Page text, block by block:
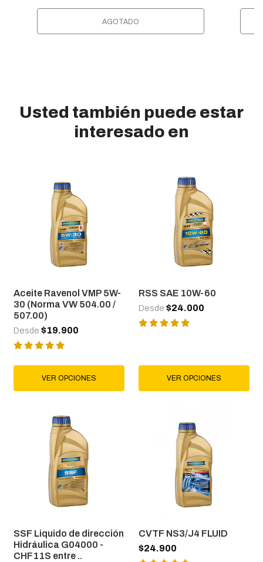
AGOTADO
Usted también puede estar
interesado en
Aceite Ravenol VMP 5W-
30 (Norma VW 504.00 /
507.00)
Desde $19.900
VER OPCIONES
RSS SAE 10W-60
Desde $24.000
VER OPCIONES
SSF Liquido de dirección
Hidráulica G04000 -
CHF11S entre ..
CVTF NS3/J4 FLUID
$24.900